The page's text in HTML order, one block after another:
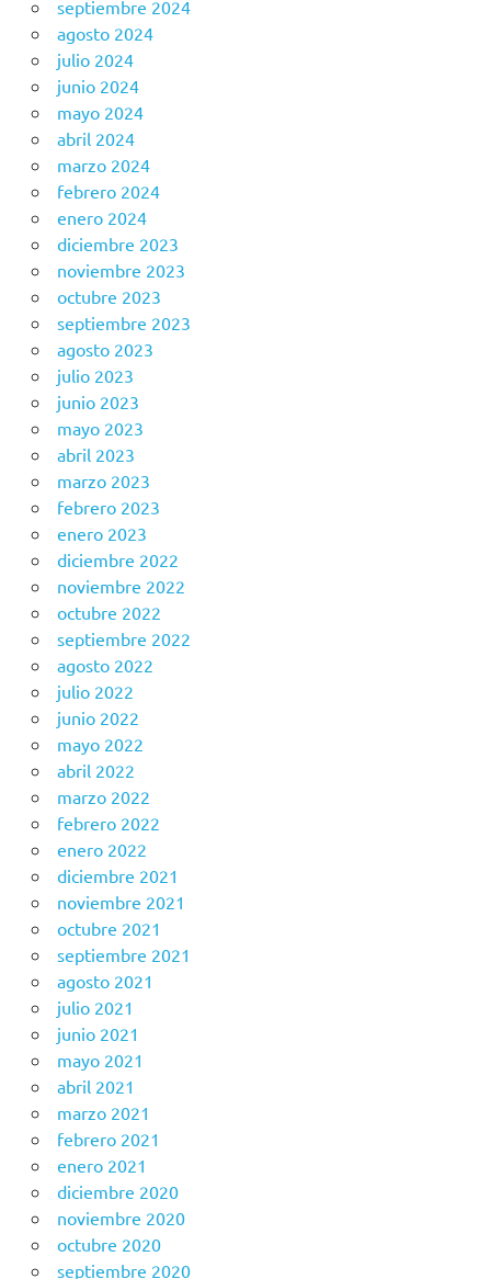
septiembre 2024
agosto 2024
julio 2024
junio 2024
mayo 2024
abril 2024
marzo 2024
febrero 2024
enero 2024
diciembre 2023
noviembre 2023
octubre 2023
septiembre 2023
agosto 2023
julio 2023
junio 2023
mayo 2023
abril 2023
marzo 2023
febrero 2023
enero 2023
diciembre 2022
noviembre 2022
octubre 2022
septiembre 2022
agosto 2022
julio 2022
junio 2022
mayo 2022
abril 2022
marzo 2022
febrero 2022
enero 2022
diciembre 2021
noviembre 2021
octubre 2021
septiembre 2021
agosto 2021
julio 2021
junio 2021
mayo 2021
abril 2021
marzo 2021
febrero 2021
enero 2021
diciembre 2020
noviembre 2020
octubre 2020
septiembre 2020